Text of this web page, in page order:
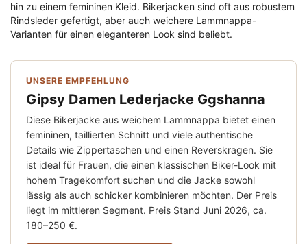
hin zu einem femininen Kleid. Bikerjacken sind oft aus robustem
Rindsleder gefertigt, aber auch weichere Lammnappa-
Varianten für einen eleganteren Look sind beliebt.
UNSERE EMPFEHLUNG
Gipsy Damen Lederjacke Ggshanna
Diese Bikerjacke aus weichem Lammnappa bietet einen
femininen, taillierten Schnitt und viele authentische
Details wie Zippertaschen und einen Reverskragen. Sie
ist ideal für Frauen, die einen klassischen Biker-Look mit
hohem Tragekomfort suchen und die Jacke sowohl
lässig als auch schicker kombinieren möchten. Der Preis
liegt im mittleren Segment. Preis Stand Juni 2026, ca.
180–250 €.